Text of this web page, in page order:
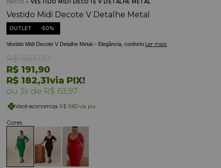
INÍCIO VESTIDO MIDI DECOTE V DETALHE METAL
Vestido Midi Decote V Detalhe Metal
OUTLET 50%
Vestido Midi Decote V Detalhe Metal – Elegância, conforto Ler mais
R$ 182,31via PIX!
R$ 383,90
R$ 191,90
3x R$ 63,97
Você economiza R$ 9,60via pix